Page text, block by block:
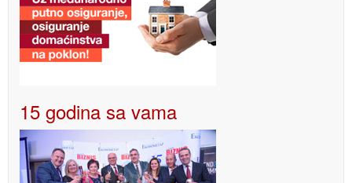
15 godina sa vama